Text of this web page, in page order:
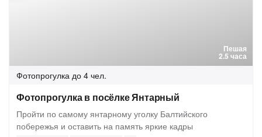
Пешая
2.5 часа
Фотопрогулка до 4 чел.
Фотопрогулка в посёлке Янтарный
Пройти по самому янтарному уголку Балтийского
побережья и оставить на память яркие кадры